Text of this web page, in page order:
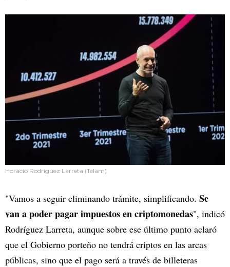
Horacio Rodríguez Larreta (Télam)
"Vamos a seguir eliminando trámite, simplificando. Se
van a poder pagar impuestos en criptomonedas", indicó
Rodríguez Larreta, aunque sobre ese último punto aclaró
que el Gobierno porteño no tendrá criptos en las arcas
públicas, sino que el pago será a través de billeteras